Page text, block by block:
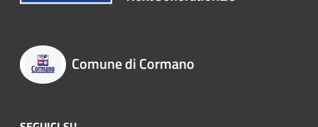
Comune di Cormano